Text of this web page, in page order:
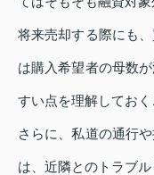
将来売却する際にも
は購入希望者の母数
すい点を理解しておく
さらに、私道の通行
は、近隣とのトラブル